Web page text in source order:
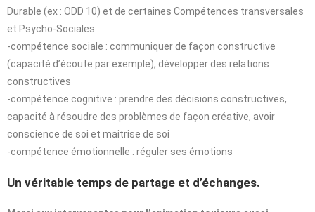
Durable (ex : ODD 10) et de certaines Compétences transversales
et Psycho-Sociales :
-compétence sociale : communiquer de façon constructive
(capacité d’écoute par exemple), développer des relations
constructives
-compétence cognitive : prendre des décisions constructives,
capacité à résoudre des problèmes de façon créative, avoir
conscience de soi et maitrise de soi
-compétence émotionnelle : réguler ses émotions
Un véritable temps de partage et d’échanges.